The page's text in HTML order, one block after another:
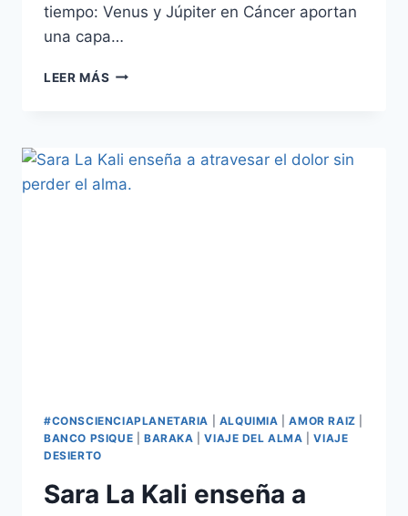
tiempo: Venus y Júpiter en Cáncer aportan
una capa…
LEER MÁS
#CONSCIENCIAPLANETARIA ALQUIMIA |AMOR RAIZ
BANCO PSIQUE
BARAKA |VIAJE DEL ALMA |VIAJE
DESIERTO
Sara La Kali enseña a